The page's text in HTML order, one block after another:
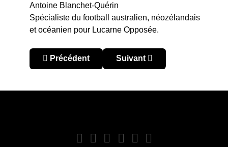
Antoine Blanchet-Quérin
Spécialiste du football australien, néozélandais
et océanien pour Lucarne Opposée.
Article précédent : Australie – A-League Men
Précédent Article suivant : Australie –
Suivant